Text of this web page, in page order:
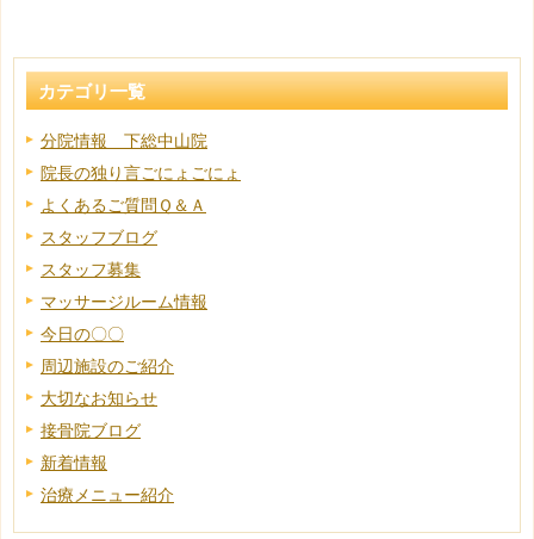
カテゴリ一覧
分院情報 下総中山院
院長の独り言ごにょごにょ
よくあるご質問Ｑ＆Ａ
スタッフブログ
スタッフ募集
マッサージルーム情報
今日の〇〇
周辺施設のご紹介
大切なお知らせ
接骨院ブログ
新着情報
治療メニュー紹介